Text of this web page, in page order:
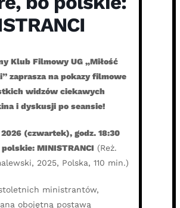
Klub Filmowy UG „Miłość
zaprasza na pokazy filmowe
widzów ciekawych
i dyskusji po seansie!
(czwartek), godz. 18:30
MINISTRANCI (Reż.
2025, Polska, 110 min.)
ministrantów,
obojętną postawą